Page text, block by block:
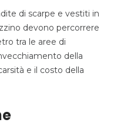
di scarpe e vestiti in
devono percorrere
tra le aree di
della
e il costo della